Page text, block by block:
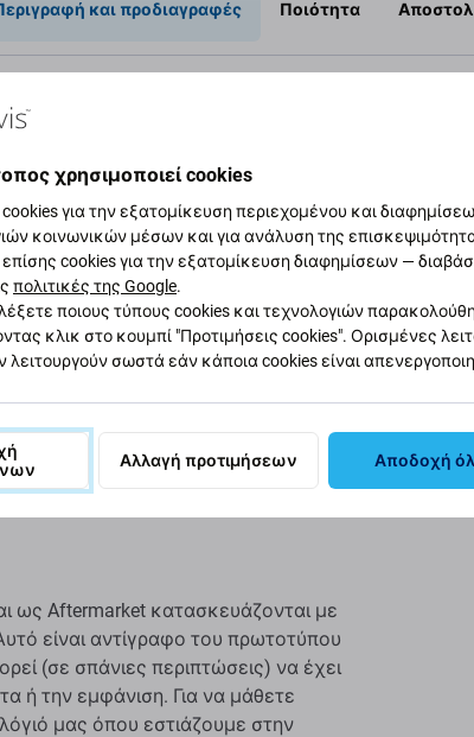
και προδιαγραφές Ποιότητα
A3
χάσει χωρητικότητα, πρέπει να
μπαταρίας
ως Aftermarket κατασκευάζονται με
είναι αντίγραφο του πρωτοτύπου
(σε σπάνιες περιπτώσεις) να έχει
ή την εμφάνιση. Για να μάθετε
μας όπου εστιάζουμε στην
Τύπος
Καθαρό
χρησιμοποιεί cookies
για την εξατομίκευση περιεχομένου και
κοινωνικών μέσων και για ανάλυση της
cookies για την εξατομίκευση διαφημίσεων —
πολιτικές της Google.
ποιους τύπους cookies και τεχνολογιών
κλικ στο κουμπί "Προτιμήσεις cookies". Ορισμένες
λειτουργούν σωστά εάν κάποια cookies είναι
Αλλαγή προτιμήσεων Αποδοχή